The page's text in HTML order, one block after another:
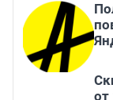
от